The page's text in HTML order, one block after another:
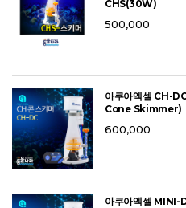
CHS(30W)
500,000
아쿠아엑셀 CH-
Cone Skimmer)
600,000
아쿠아엑셀 MINI-